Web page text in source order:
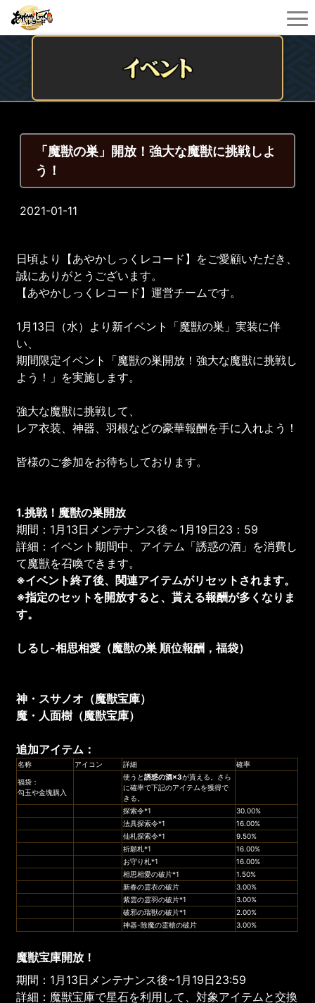
「魔獣の巣」開放！強大な魔獣に挑戦しよ
う！
2021-01-11
日頃より【あやかしっくレコード】をご愛顧いただき、
誠にありがとうございます。
【あやかしっくレコード】運営チームです。
1月13日（水）より新イベント「魔獣の巣」実装に伴
い、
期間限定イベント「魔獣の巣開放！強大な魔獣に挑戦し
よう！」を実施します。
強大な魔獣に挑戦して、
レア衣装、神器、羽根などの豪華報酬を手に入れよう！
皆様のご参加をお待ちしております。
1.挑戦！魔獣の巣開放
期間：1月13日メンテナンス後～1月19日23：59
詳細：イベント期間中、アイテム「誘惑の酒」を消費し
て魔獣を召喚できます。
※イベント終了後、関連アイテムがリセットされます。
※指定のセットを開放すると、貰える報酬が多くなりま
す。
しるし-相思相愛 （魔獣の巣 順位報酬 ，福袋）
神・スサノオ（魔獣宝庫）
魔・人面樹（魔獣宝庫）
追加アイテム：
名称 アイコン 詳細 確率
福袋：
勾玉や金塊購入
使うと誘惑の酒×3が貰える。さら
に確率で下記のアイテムを獲得で
きる。
探索令*1
30.00%
法具探索令*1
16.00%
仙札探索令*1
9.50%
祈願札*1
16.00%​​​​​​​
お守り札*1
16.00%
相思相愛の破片*1
1.50%
新春の霊衣の破片
3.00%
紫雲の霊羽の破片*1
3.00%
破邪の瑞獣の破片*1
2.00%
神器-除魔の霊槍の破片
3.00%
魔獣宝庫開放！
期間：1月13日メンテナンス後~1月19日23:59
詳細：魔獣宝庫で星石を利用して、対象アイテムと交換